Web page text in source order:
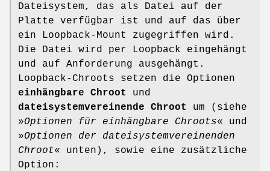
Dateisystem, das als Datei auf der
Platte verfügbar ist und auf das über
ein Loopback-Mount zugegriffen wird.
Die Datei wird per Loopback eingehängt
und auf Anforderung ausgehängt.
Loopback-Chroots setzen die Optionen
einhängbare Chroot
und
dateisystemvereinende Chroot
um (siehe
»Optionen für einhängbare Chroots« und
»Optionen der dateisystemvereinenden
Chroot« unten), sowie eine zusätzliche
Option: